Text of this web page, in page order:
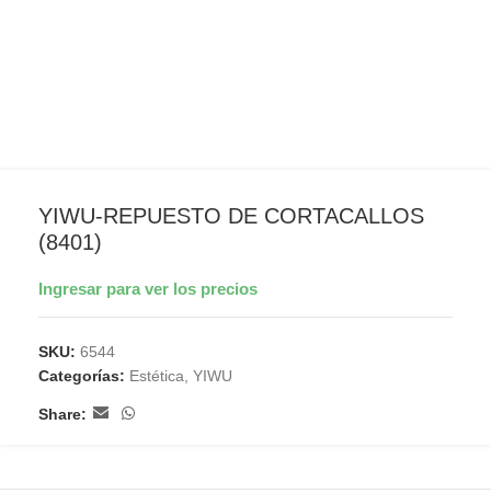
YIWU-REPUESTO DE CORTACALLOS
(8401)
Ingresar para ver los precios
SKU: 6544
Categorías: Estética YIWU
Share: